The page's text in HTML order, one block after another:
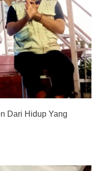
Dari Hidup Yang